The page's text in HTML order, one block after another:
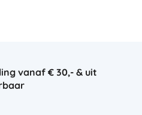
vanaf € 30,- & uit